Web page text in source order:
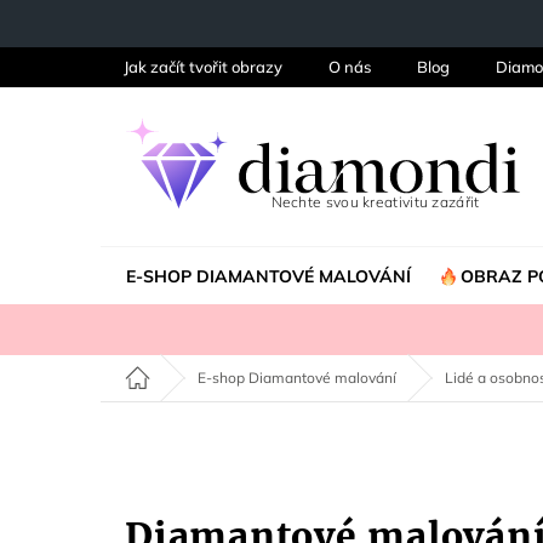
Jak začít tvořit obrazy O nás Blog
E-SHOP DIAMANTOVÉ MALOVÁNÍ OBRAZ
Domů E-shop Diamantové malování Lidé a